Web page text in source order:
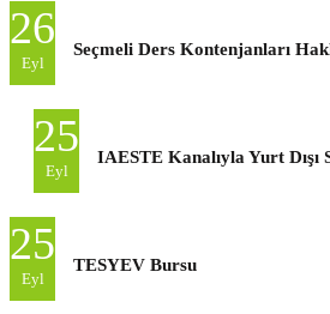
26
Eyl
Seçmeli Ders Kontenjanları
25
Eyl
IAESTE Kanalıyla Yurt Dışı
25
Eyl
TESYEV Bursu